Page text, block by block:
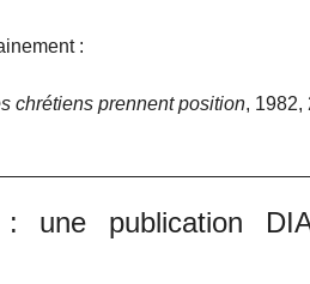
:
chrétiens prennent position, 1982,
publication